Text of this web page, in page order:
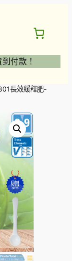
付款！
長效緩釋肥-